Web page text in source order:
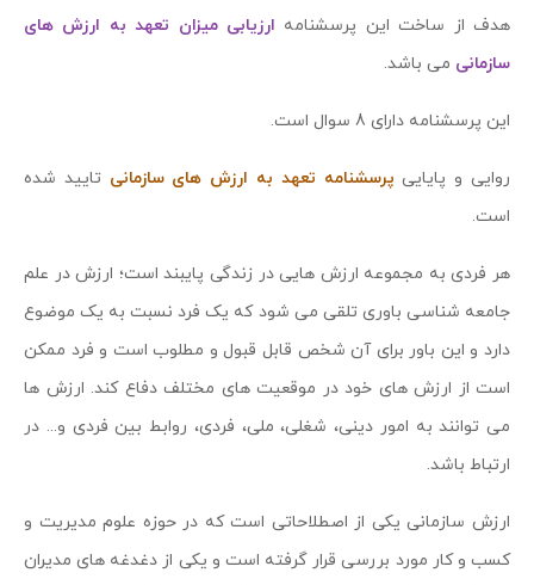
هدف از ساخت این پرسشنامه ارزیابی میزان تعهد به ارزش های
سازمانی می باشد.
این پرسشنامه دارای 8 سوال است.
روایی و پایایی پرسشنامه تعهد به ارزش های سازمانی تایید شده
است.
هر فردی به مجموعه ارزش هایی در زندگی پایبند است؛ ارزش در علم
جامعه شناسی باوری تلقی می شود که یک فرد نسبت به یک موضوع
دارد و این باور برای آن شخص قابل قبول و مطلوب است و فرد ممکن
است از ارزش های خود در موقعیت های مختلف دفاع کند. ارزش ها
می توانند به امور دینی، شغلی، ملی، فردی، روابط بین فردی و... در
ارتباط باشد.
ارزش سازمانی یکی از اصطلاحاتی است که در حوزه علوم مدیریت و
کسب و کار مورد بررسی قرار گرفته است و یکی از دغدغه های مدیران